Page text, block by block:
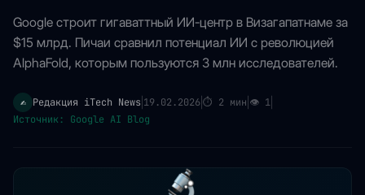
Google строит гигаваттный ИИ-центр в Визагапатнаме за
$15 млрд. Пичаи сравнил потенциал ИИ с революцией
AlphaFold, которым пользуются 3 млн исследователей.
✍️ Редакция iTech News 19.02.2026⏱ 2 мин 👁 1
Источник: Google AI Blog